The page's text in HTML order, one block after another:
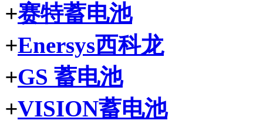
+赛特蓄电池
+Enersys西科龙
+GS 蓄电池
+VISION蓄电池